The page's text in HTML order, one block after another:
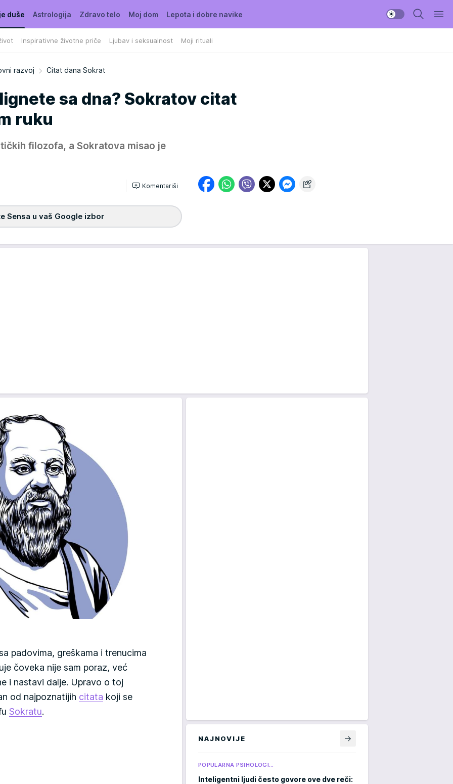
duše
Inspirativne životne priče Ljubav i seksualnost Moji rituali
Astrologija Zdravo telo Moj dom Lepota i dobre navike
razvoj Citat dana Sokrat
sa dna? Sokratov citat
ruku
filozofa, a Sokratova misao je
Komentariši
Sensa u vaš Google izbor
padovima, greškama i trenucima
čoveka nije sam poraz, već
i nastavi dalje. Upravo o toj
od najpoznatijih citata koji se
Sokratu.
NAJNOVIJE
POPULARNA PSIHOLOGI…
Inteligentni ljudi često govore ove dve reči: